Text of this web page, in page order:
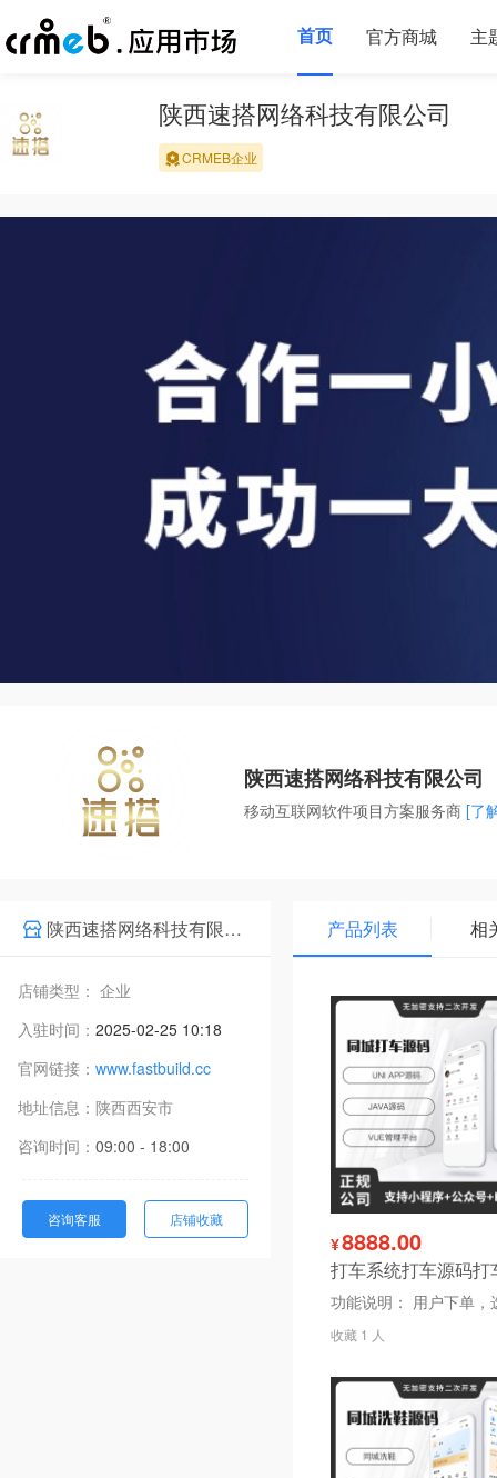
首页 官方商城 主
陕西速搭网络科技有限公司
CRMEB企业
陕西速搭网络科技有限公司
移动互联网软件项目方案服务商 [了
陕西速搭网络科技有限公司
店铺类型： 企业
入驻时间： 2025-02-25 10:18
官网链接： www.fastbuild.cc
地址信息： 陕西西安市
咨询时间： 09:00 - 18:00
咨询客服 店铺收藏
产品列表 相
¥8888.00
收藏 1 人